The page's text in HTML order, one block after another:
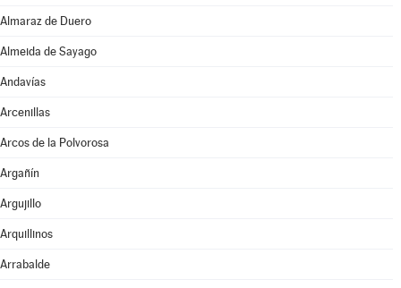
Almaraz de Duero
Almeida de Sayago
Andavías
Arcenillas
Arcos de la Polvorosa
Argañín
Argujillo
Arquillinos
Arrabalde